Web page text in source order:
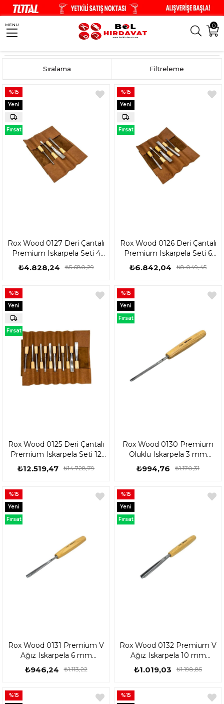
0
MENU
Filtreleme
Sıralama
Rox Wood 0127 Deri Çantalı
Premium Iskarpela Seti 4
Parça 153Rox0127
₺4.828,24 ₺5.680,29
%15
Yeni
Ürün
Fırsat
Rox Wood 0126 Deri Çantalı
Premium Iskarpela Seti 6
Parça 153Rox0126
₺6.842,04 ₺8.049,45
%15
Yeni
Ürün
Fırsat
Rox Wood 0125 Deri Çantalı
Premium Iskarpela Seti 12
Parça 153Rox0125
₺12.519,47 ₺14.728,79
%15
Yeni
Ürün
Fırsat
Ürünü
Rox Wood 0130 Premium
Oluklu Iskarpela 3 mm
153Rox0130
₺994,76 ₺1.170,31
%15
Yeni
Ürün
Fırsat
Rox Wood 0131 Premium V
Ağız Iskarpela 6 mm
153Rox0131
₺946,24 ₺1.113,22
%15
Yeni
Ürün
Fırsat
Rox Wood 0132 Premium V
Ağız Iskarpela 10 mm
153Rox0132
₺1.019,03 ₺1.198,85
%15
Yeni
Ürün
Fırsat
%15
%15